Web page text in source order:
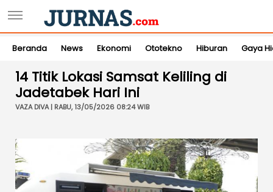
Beranda News Ekonomi Ototekno Hiburan Gaya
14 Titik Lokasi Samsat Keliling di
Jadetabek Hari Ini
VAZA DIVA | RABU, 13/05/2026 08:24 WIB